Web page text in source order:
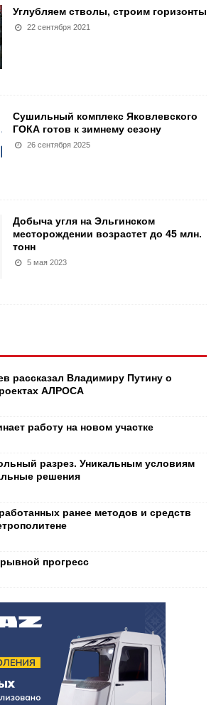
Углубляем стволы, строим горизонты
22 сентября 2021
Сушильный комплекс Яковлевского
ГОКА готов к зимнему сезону
26 сентября 2025
Добыча угля на Эльгинском
месторождении возрастет до 45 млн.
тонн
5 мая 2023
рассказал Владимиру Путину о
АЛРОСА
работу на новом участке
разрез. Уникальным условиям
решения
ранее методов и средств
прогресс